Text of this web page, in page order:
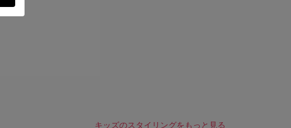
キッズのスタイリングをもっと見る